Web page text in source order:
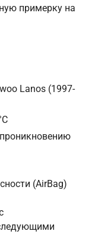
примерку на
Lanos (1997-
проникновению
(AirBag)